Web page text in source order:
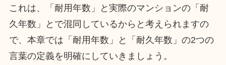
これは、「耐用年数」と実際のマンションの「耐
久年数」とで混同しているからと考えられますの
で、本章では「耐用年数」と「耐久年数」の2つの
言葉の定義を明確にしていきましょう。